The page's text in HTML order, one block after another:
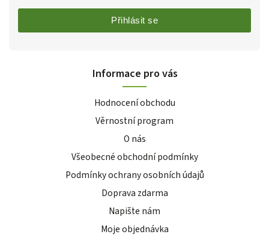
Přihlásit se
Informace pro vás
Hodnocení obchodu
Věrnostní program
O nás
Všeobecné obchodní podmínky
Podmínky ochrany osobních údajů
Doprava zdarma
Napište nám
Moje objednávka